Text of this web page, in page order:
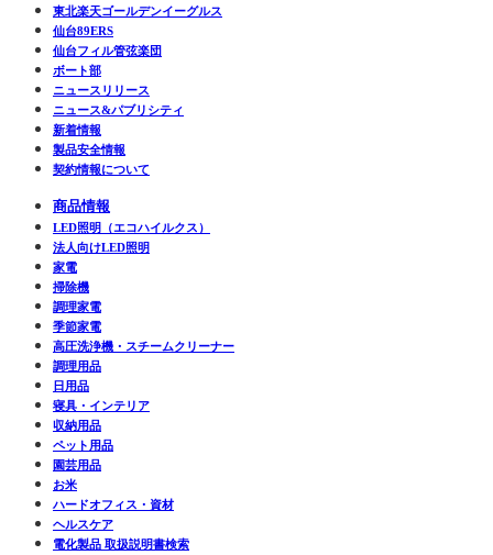
東北楽天ゴールデンイーグルス
仙台89ERS
仙台フィル管弦楽団
ボート部
ニュースリリース
ニュース&パブリシティ
新着情報
製品安全情報
契約情報について
商品情報
LED照明（エコハイルクス）
法人向けLED照明
家電
掃除機
調理家電
季節家電
高圧洗浄機・スチームクリーナー
調理用品
日用品
寝具・インテリア
収納用品
ペット用品
園芸用品
お米
ハードオフィス・資材
ヘルスケア
電化製品 取扱説明書検索